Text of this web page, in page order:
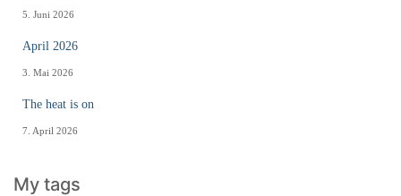
5. Juni 2026
April 2026
3. Mai 2026
The heat is on
7. April 2026
My tags